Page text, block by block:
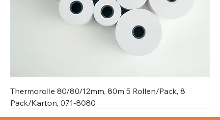
Thermorolle 80/80/12mm, 80m 5 Rollen/Pack, 8
Pack/Karton, 071-8080